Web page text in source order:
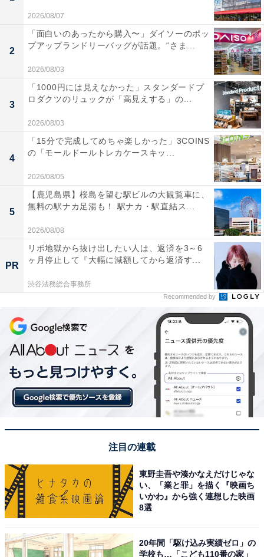
2026/08/07
2
「面白いのあったから購入〜」ダイソーのポッ
プアップランドリーバッグが話題。“さま...
2026/08/03
3
「1000円には見えなかった」スタンダードプ
ロダクツのリュックが「高見えする」の...
2026/08/03
4
「15分で完成してめちゃ楽しかった」3COINS
の「モールドールトレカケースキッ...
2026/08/05
5
【鹿児島県】桜島を望む駅ビルの大観覧車に、
無料の駅ナカ足湯も！ 駅ナカ・駅直結ス...
2026/08/08
PR
リボ地獄から抜け出したい人は、返済を3～6
ヶ月停止して『大幅に減額してから返済す...
渋谷法務総合事務所
Recommended by
注目の連載
東野圭吾や湊かなえだけじゃな
い、「業と罪」を描く『映画ち
いかわ』から強く連想した映画
8選
20年間「駆け込み実績ゼロ」の
学校も…「こども110番の家」